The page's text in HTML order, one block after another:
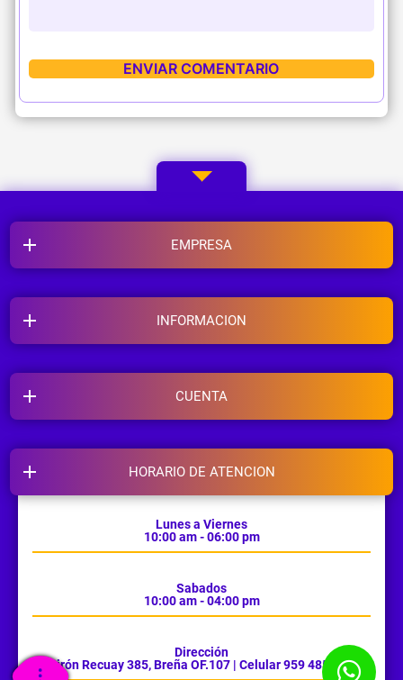
EMPRESA
INFORMACION
HORARIO DE ATENCION
Lunes a Viernes
10:00 am - 06:00 pm
Sabados
10:00 am - 04:00 pm
Dirección
Jirón Recuay 385, Breña OF.107 | Celular 959 485 385
CUENTA